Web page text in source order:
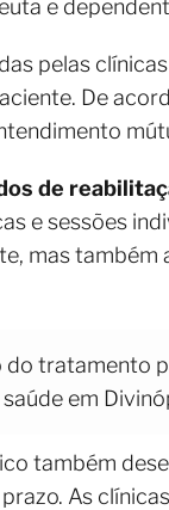
e
pelas
De
de
e sessões
mas também
do tratamento
em
também
As